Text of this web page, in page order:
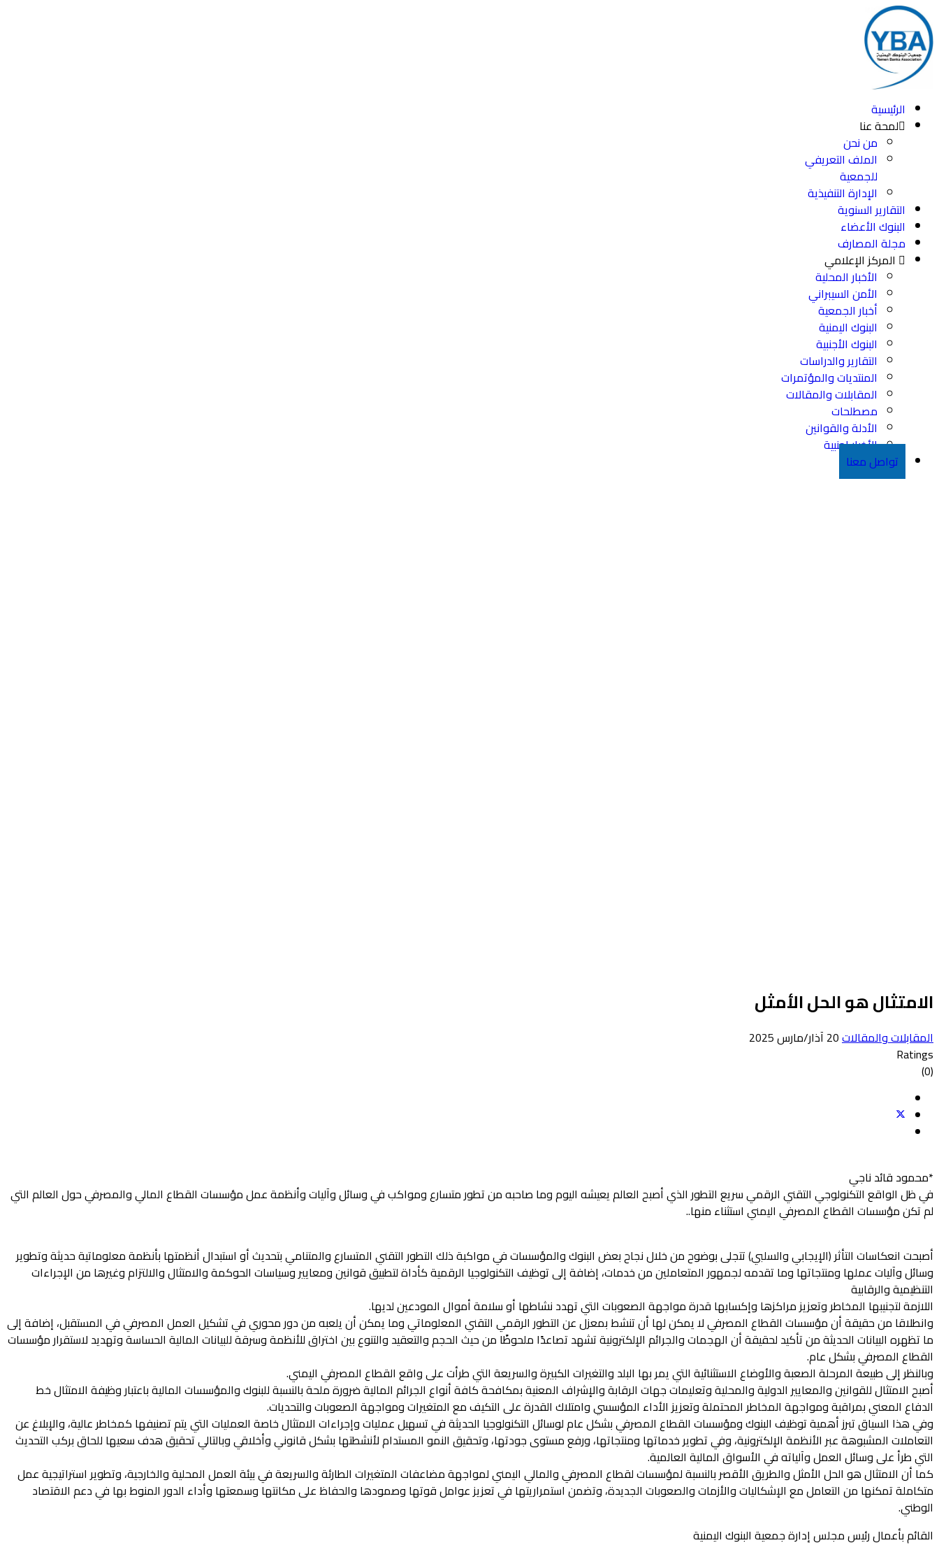
الرئيسية
لمحة عنا
من نحن
الملف التعريفي
للجمعية
الإدارة التنفيذية
التقارير السنوية
البنوك الأعضاء
مجلة المصارف
المركز الإعلامي
الأخبار المحلية
الأمن السيبراني
أخبار الجمعية
البنوك اليمنية
البنوك الأجنبية
التقارير والدراسات
المنتديات والمؤتمرات
المقابلات والمقالات
مصطلحات
الأدلة والقوانين
الأخبار اجنبية
تواصل معنا
الامتثال هو الحل الأمثل
المقابلات والمقالات20 آذار/مارس 2025
Ratings
(0)
*محمود قائد ناجي
في ظل الواقع التكنولوجي التقني الرقمي سريع التطور الذي أصبح العالم يعيشه اليوم وما صاحبه من تطور متسارع ومواكب في وسائل وآليات وأنظمة عمل مؤسسات القطاع المالي والمصرفي حول العالم التي
لم تكن مؤسسات القطاع المصرفي اليمني استثناء منها..
أصبحت انعكاسات التأثر (الإيجابي والسلبي) تتجلى بوضوح من خلال نجاح بعض البنوك والمؤسسات في مواكبة ذلك التطور التقني المتسارع والمتنامي بتحديث أو استبدال أنظمتها بأنظمة معلوماتية حديثة وتطوير
وسائل وآليات عملها ومنتجاتها وما تقدمه لجمهور المتعاملين من خدمات، إضافة إلى توظيف التكنولوجيا الرقمية كأداة لتطبيق قوانين ومعايير وسياسات الحوكمة والامتثال والالتزام وغيرها من الإجراءات
التنظيمية والرقابية
اللازمة لتجنيبها المخاطر وتعزيز مراكزها وإكسابها قدرة مواجهة الصعوبات التي تهدد نشاطها أو سلامة أموال المودعين لديها.
وانطلاقا من حقيقة أن مؤسسات القطاع المصرفي لا يمكن لها أن تنشط بمعزل عن التطور الرقمي التقني المعلوماتي وما يمكن أن يلعبه من دور محوري في تشكيل العمل المصرفي في المستقبل، إضافة إلى
ما تظهره البيانات الحديثة من تأكيد لحقيقة أن الهجمات والجرائم الإلكترونية تشهد تصاعدًا ملحوظًا من حيث الحجم والتعقيد والتنوع بين اختراق للأنظمة وسرقة للبيانات المالية الحساسة وتهديد لاستقرار مؤسسات
القطاع المصرفي بشكل عام.
وبالنظر إلى طبيعة المرحلة الصعبة والأوضاع الاستثنائية التي يمر بها البلد والتغيرات الكبيرة والسريعة التي طرأت على واقع القطاع المصرفي اليمني.
أصبح الامتثال للقوانين والمعايير الدولية والمحلية وتعليمات جهات الرقابة والإشراف المعنية بمكافحة كافة أنواع الجرائم المالية ضرورة ملحة بالنسبة للبنوك والمؤسسات المالية باعتبار وظيفة الامتثال خط
الدفاع المعني بمراقبة ومواجهة المخاطر المحتملة وتعزيز الأداء المؤسسي وامتلاك القدرة على التكيف مع المتغيرات ومواجهة الصعوبات والتحديات.
وفي هذا السياق تبرز أهمية توظيف البنوك ومؤسسات القطاع المصرفي بشكل عام لوسائل التكنولوجيا الحديثة في تسهيل عمليات وإجراءات الامتثال خاصة العمليات التي يتم تصنيفها كمخاطر عالية، والإبلاغ عن
التعاملات المشبوهة عبر الأنظمة الإلكترونية، وفي تطوير خدماتها ومنتجاتها، ورفع مستوى جودتها، وتحقيق النمو المستدام لأنشطتها بشكل قانوني وأخلاقي وبالتالي تحقيق هدف سعيها للحاق بركب التحديث
التي طرأ على وسائل العمل وآلياته في الأسواق المالية العالمية.
كما أن الامتثال هو الحل الأمثل والطريق الأقصر بالنسبة لمؤسسات لقطاع المصرفي والمالي اليمني لمواجهة مضاعفات المتغيرات الطارئة والسريعة في بيئة العمل المحلية والخارجية، وتطوير استراتيجية عمل
متكاملة تمكنها من التعامل مع الإشكاليات والأزمات والصعوبات الجديدة، وتضمن استمراريتها في تعزيز عوامل قوتها وصمودها والحفاظ على مكانتها وسمعتها وأداء الدور المنوط بها في دعم الاقتصاد
الوطني.
القائم بأعمال رئيس مجلس إدارة جمعية البنوك اليمنية